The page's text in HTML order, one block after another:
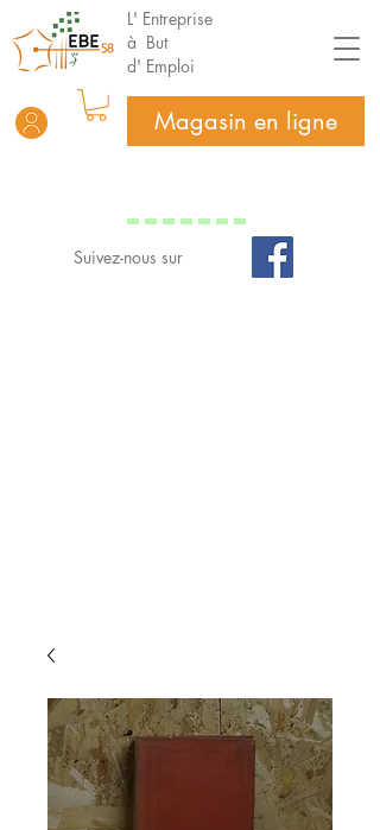
L' Entreprise
à But
d' Emploi
Suivez-nous sur
Magasin en ligne